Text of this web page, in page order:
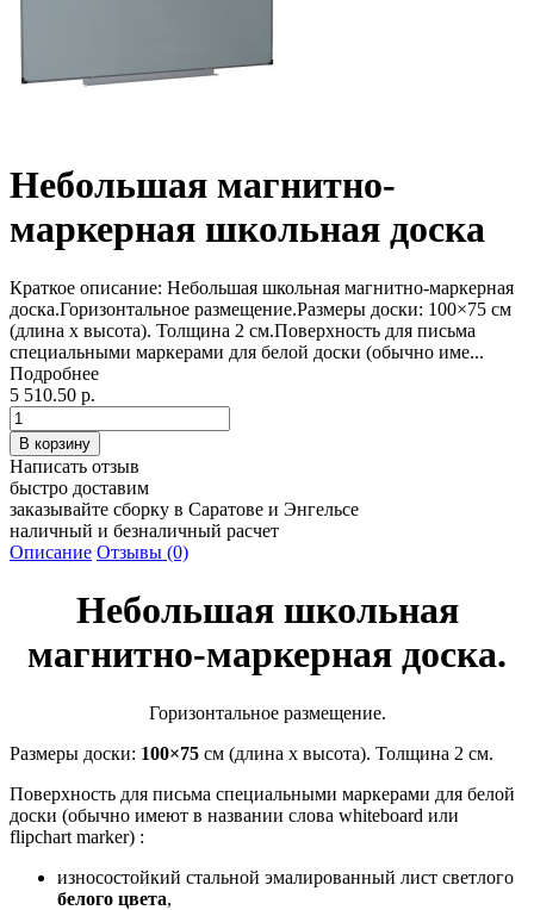
Небольшая магнитно-
маркерная школьная доска
Краткое описание: Небольшая школьная магнитно-маркерная
доска.Горизонтальное размещение.Размеры доски: 100×75 см
(длина х высота). Толщина 2 см.Поверхность для письма
специальными маркерами для белой доски (обычно име...
Подробнее
5 510.50 р.
Написать отзыв
быстро доставим
заказывайте сборку в Саратове и Энгельсе
наличный и безналичный расчет
Описание Отзывы (0)
Небольшая школьная
магнитно-маркерная доска.
Горизонтальное размещение.
Размеры доски: 100×75 см (длина х высота). Толщина 2 см.
Поверхность для письма специальными маркерами для белой
доски (обычно имеют в названии слова whiteboard или
flipchart marker) :
износостойкий стальной эмалированный лист светлого
белого цвета,